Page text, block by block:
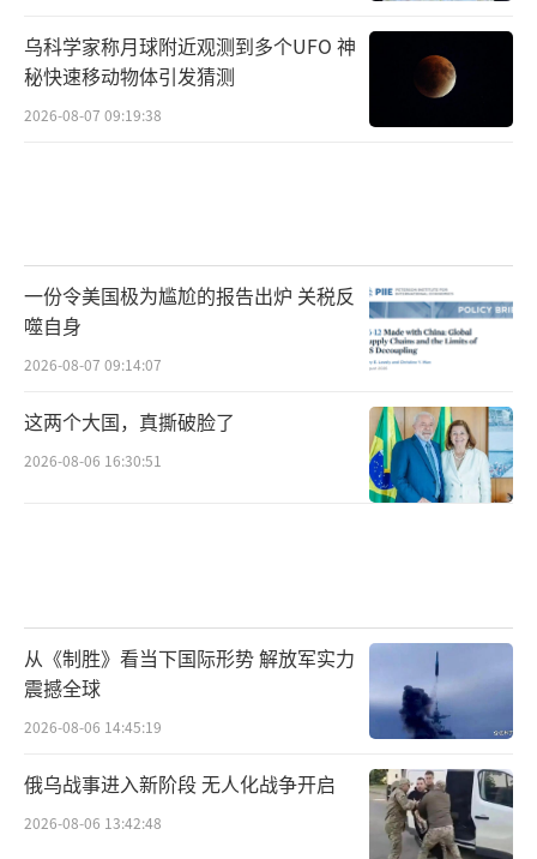
台湾“联合新闻网”称，阅兵式展示了国
防现代化成果，这是综合国力的直接体现。阅
兵式中亮相的都是现役主战装备，其中一些装
备的水平已明显超过外国军队，也展示了解放
空中无人作战方队 视觉中国
一些岛内人士感叹，阅兵式直观地体现了
解放军训练有素、纪律严明。台时事评论员赖
岳谦指出，阅兵是一个非常复杂的系统工程，
每个人都清楚知道自己的战位，从受阅状态就
能体现出这支军队的作战能力。时事评论员蔡
“实现两岸统一是民心所向”
本次阅兵式也让台湾同胞深刻感受到，中
华民族伟大复兴势不可挡，万千中华儿女实现
祖国统一的决心不可动摇。“中时新闻网”评
论文章指出，九三阅兵释放出的一个重要讯息
乌科学家称月球附近观测到多个UFO 神
秘快速移动物体引发猜测
2026-08-07 09:19:38
一份令美国极为尴尬的报告出炉 关税反
噬自身
2026-08-07 09:14:07
这两个大国，真撕破脸了
2026-08-06 16:30:51
从《制胜》看当下国际形势 解放军实力
震撼全球
2026-08-06 14:45:19
俄乌战事进入新阶段 无人化战争开启
2026-08-06 13:42:48